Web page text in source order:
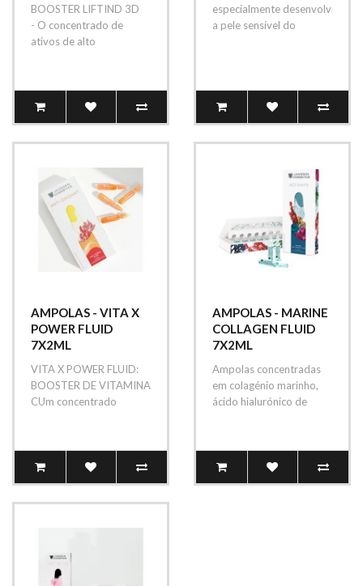
BOOSTER LIFTIND 3D
- O concentrado de
ativos de alto
Bo..
especialmente desenvolvido
a pele sensível do
AMPOLAS - VITA X
POWER FLUID
7X2ML
VITA X POWER FLUID:
BOOSTER DE VITAMINA
CUm concentrado
AMPOLAS - MARINE
COLLAGEN FLUID
7X2ML
Ampolas concentradas
em colagénio marinho,
ácido hialurónico de